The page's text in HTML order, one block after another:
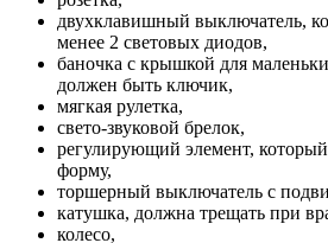
двухклавишный выключатель,
менее 2 световых диодов,
баночка с крышкой для
должен быть ключик,
мягкая рулетка,
свето-звуковой брелок,
регулирующий элемент,
форму,
торшерный выключатель с
катушка, должна трещать при
колесо,